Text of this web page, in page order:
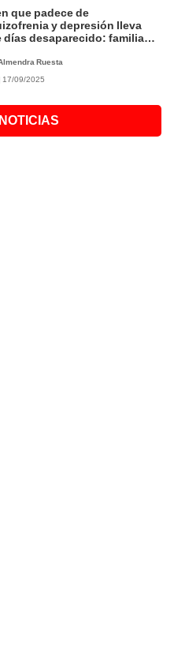
que padece de
y depresión lleva
días desaparecido: familia
Ruesta
17/09/2025